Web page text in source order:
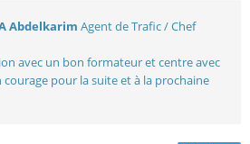
Abdelkarim Agent de Trafic / Chef
avec un bon formateur et centre avec
pour la suite et à la prochaine